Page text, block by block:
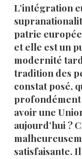
L’intégration
patrie
et elle est un
modernité
tradition des
constat posé,
profondément
avoir une
aujourd’hui ?
satisfaisante.